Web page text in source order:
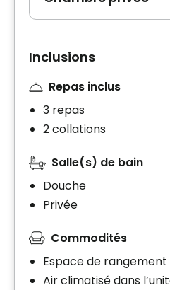
Inclusions
Repas inclus
3 repas
2 collations
Salle(s) de bain
Douche
Privée
Commodités
Espace de rangement
Air climatisé dans